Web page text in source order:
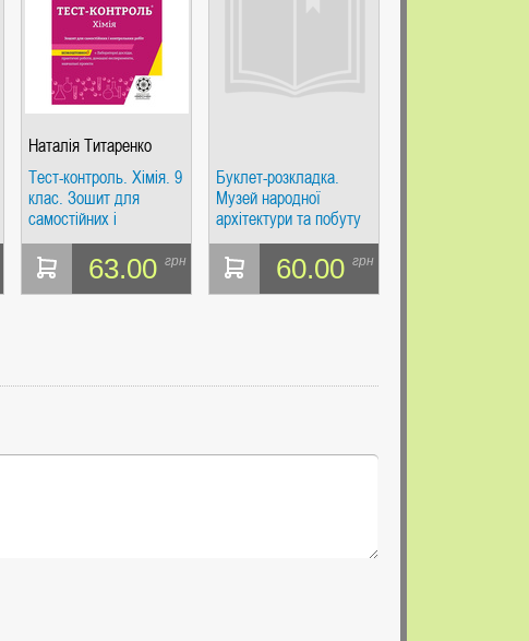
Наталія Титаренко
Тест-контроль. Хімія. 9
клас. Зошит для
самостійних і
контрольних робіт +
календарні плани
63.00 грн
Буклет-розкладка.
Музей народної
архітектури та побуту
НАН
60.00 грн